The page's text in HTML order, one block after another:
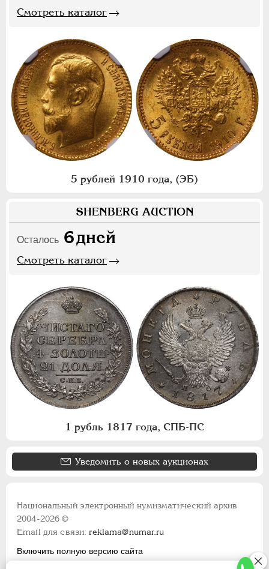
Смотреть каталог
5 рублей 1910 года, (ЭБ)
SHENBERG AUCTION
Осталось 6дней
Смотреть каталог
1 рубль 1817 года, СПБ-ПС
Уведомить о новых аукционах
Национальный электронный нумизматический архив
2004-2026 ©
Email для связи:reklama@numar.ru
Включить полную версию сайта